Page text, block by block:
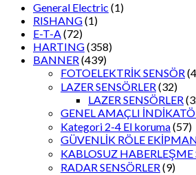
General Electric (1)
RISHANG(1)
E-T-A(72)
HARTING(358)
BANNER(439)
FOTOELEKTRİK SENSÖR
LAZER SENSÖRLER(32)
LAZER SENSÖRLER
GENEL AMAÇLI
Kategori 2-4 El koruma(57)
GÜVENLİK RÖLE
KABLOSUZ HABERLEŞME
RADAR SENSÖRLER(9)